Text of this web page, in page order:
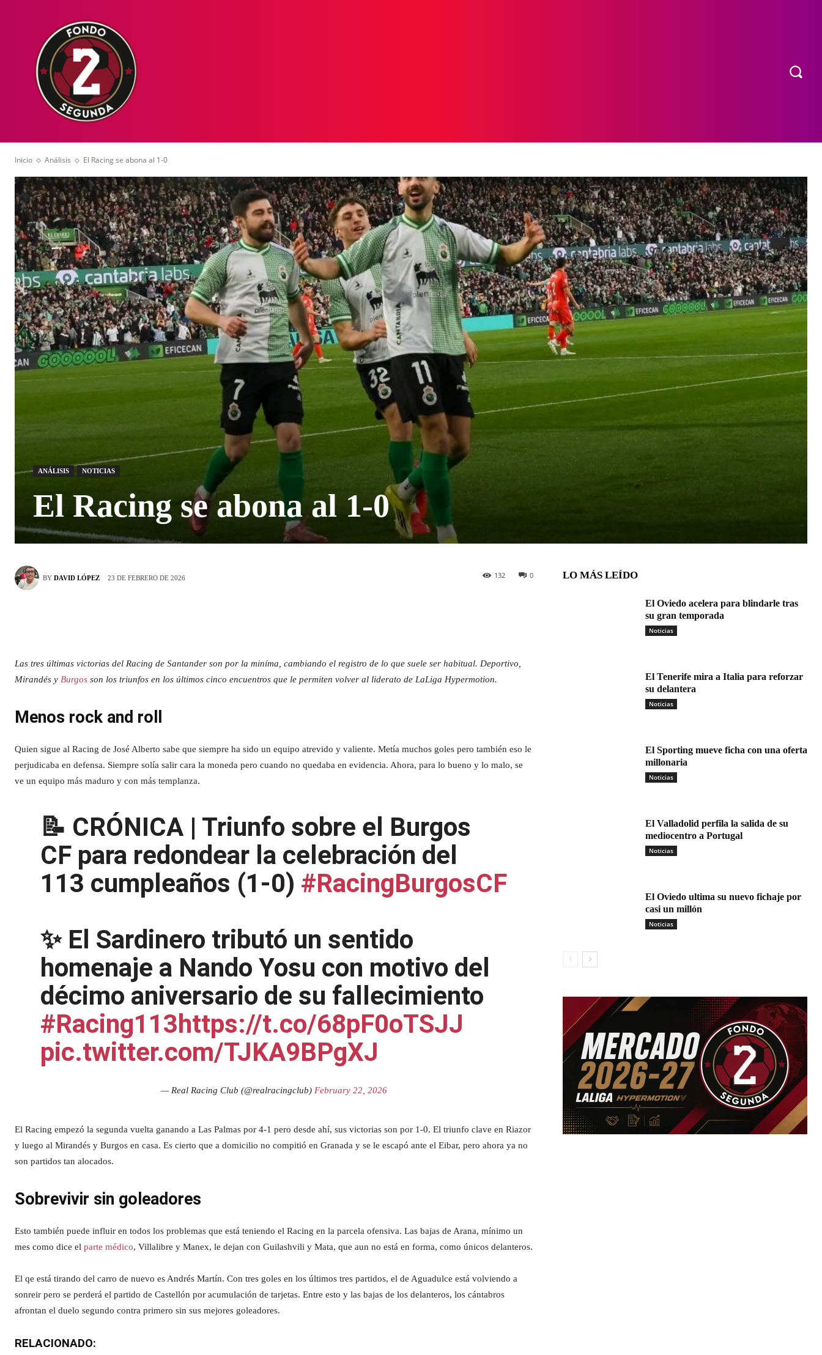
Inicio Análisis El Racing se abona al 1-0
ANÁLISIS NOTICIAS
El Racing se abona al 1-0
BY DAVID LÓPEZ 23 DE FEBRERO DE 2026 0
132
Las tres últimas victorias del Racing de Santander son por la miníma, cambiando el registro de lo que suele ser habitual. Deportivo,
Mirandés y Burgos son los triunfos en los últimos cinco encuentros que le permiten volver al liderato de LaLiga Hypermotion.
Menos rock and roll
Quien sigue al Racing de José Alberto sabe que siempre ha sido un equipo atrevido y valiente. Metía muchos goles pero también eso le
perjudicaba en defensa. Siempre solía salir cara la moneda pero cuando no quedaba en evidencia. Ahora, para lo bueno y lo malo, se
ve un equipo más maduro y con más templanza.
📝 CRÓNICA | Triunfo sobre el Burgos
CF para redondear la celebración del
113 cumpleaños (1-0) #RacingBurgosCF
✨ El Sardinero tributó un sentido
homenaje a Nando Yosu con motivo del
décimo aniversario de su fallecimiento
#Racing113 https://t.co/68pF0oTSJJ
pic.twitter.com/TJKA9BPgXJ
— Real Racing Club (@realracingclub) February 22, 2026
El Racing empezó la segunda vuelta ganando a Las Palmas por 4-1 pero desde ahí, sus victorias son por 1-0. El triunfo clave en Riazor
y luego al Mirandés y Burgos en casa. Es cierto que a domicilio no compitió en Granada y se le escapó ante el Eibar, pero ahora ya no
son partidos tan alocados.
Sobrevivir sin goleadores
Esto también puede influir en todos los problemas que está teniendo el Racing en la parcela ofensiva. Las bajas de Arana, mínimo un
mes como dice el parte médico, Villalibre y Manex, le dejan con Guilashvili y Mata, que aun no está en forma, como únicos delanteros.
El qe está tirando del carro de nuevo es Andrés Martín. Con tres goles en los últimos tres partidos, el de Aguadulce está volviendo a
sonreir pero se perderá el partido de Castellón por acumulación de tarjetas. Entre esto y las bajas de los delanteros, los cántabros
afrontan el duelo segundo contra primero sin sus mejores goleadores.
RELACIONADO:
LO MÁS LEÍDO
El Oviedo acelera para blindarle tras
su gran temporada
Noticias
El Tenerife mira a Italia para reforzar
su delantera
Noticias
El Sporting mueve ficha con una oferta
millonaria
Noticias
El Valladolid perfila la salida de su
mediocentro a Portugal
Noticias
El Oviedo ultima su nuevo fichaje por
casi un millón
Noticias